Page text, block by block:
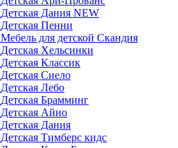
Детская Дания NEW
Детская Пенни
Мебель для детской Скандия
Детская Хельсинки
Детская Классик
Детская Сиело
Детская Лебо
Детская Брамминг
Детская Айно
Детская Дания
Детская Тимберс кидс